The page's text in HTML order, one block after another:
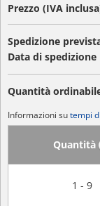
Prezzo (IVA
Spedizione
Data di
Quantità
Informazioni sutempi
Quantità
1 - 9